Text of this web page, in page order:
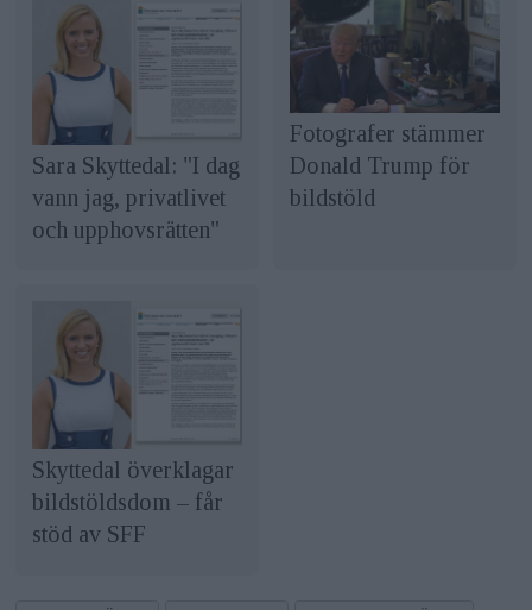
Sara Skyttedal: "I dag
vann jag, privatlivet
och upphovsrätten"
Fotografer stämmer
Donald Trump för
bildstöld
Skyttedal överklagar
bildstöldsdom – får
stöd av SFF